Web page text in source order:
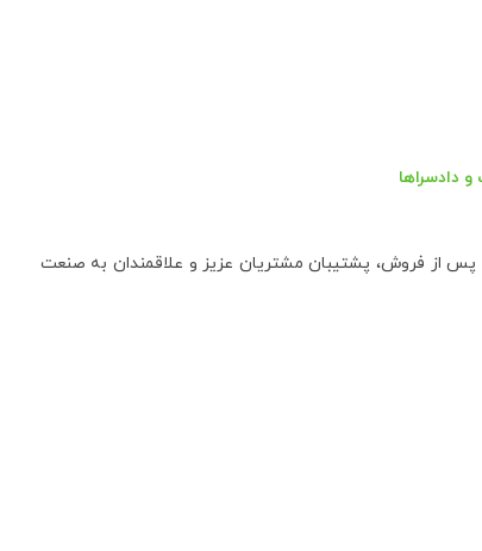
دادسراها
پس از فروش، پشتیبان مشتریان عزیز و علاقمندان به صنعت